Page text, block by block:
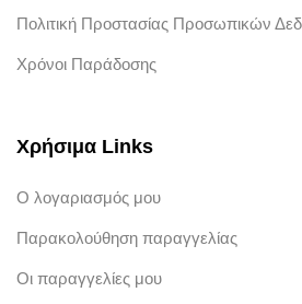
Πολιτική Προστασίας Προσωπικών
Χρόνοι Παράδοσης
Χρήσιμα Links
Ο λογαριασμός μου
Παρακολούθηση παραγγελίας
Οι παραγγελίες μου